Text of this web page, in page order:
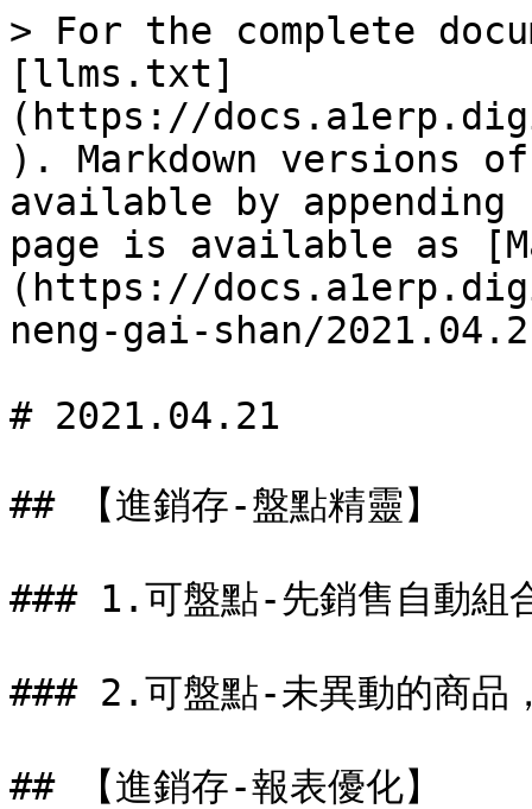
> For the complete
[llms.txt]
(https://
). Markdown versions
available by
page is available as
(https://
neng-gai-shan/
# 2021.04.21
## 【進銷存-盤點精靈】
### 1.可盤點-先銷售自動組
### 2.可盤點-未異動的商品
## 【進銷存-報表優化】